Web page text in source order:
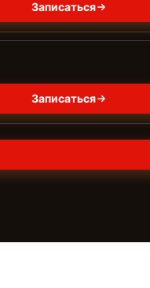
Записаться
Записаться